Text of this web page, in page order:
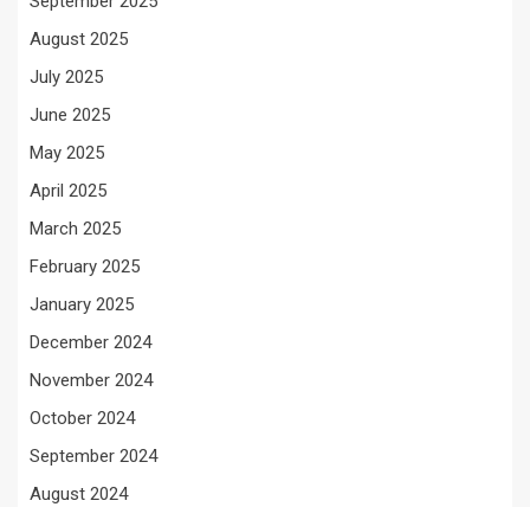
August 2025
July 2025
June 2025
May 2025
April 2025
March 2025
February 2025
January 2025
December 2024
November 2024
October 2024
September 2024
August 2024